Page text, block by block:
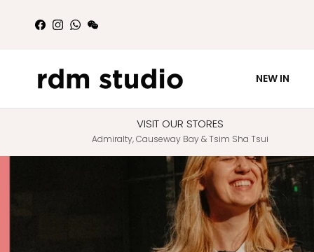
Facebook
Instagram
WhatsApp
WeChat
NEW IN
VISIT OUR STORES
Admiralty, Causeway Bay & Tsim Sha Tsui